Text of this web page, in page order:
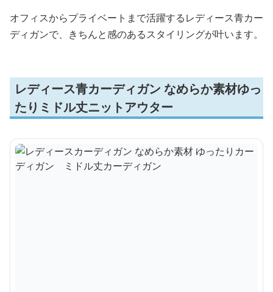
オフィスからプライベートまで活躍するレディース青カー
ディガンで、きちんと感のあるスタイリングが叶います。
レディース青カーディガン なめらか素材ゆっ
たりミドル丈ニットアウター